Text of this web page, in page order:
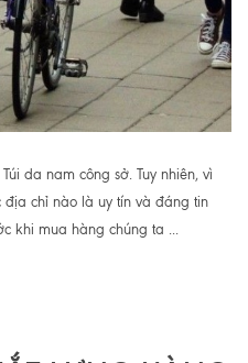
da nam công sở. Tuy nhiên, vì
chỉ nào là uy tín và đáng tin
khi mua hàng chúng ta ...